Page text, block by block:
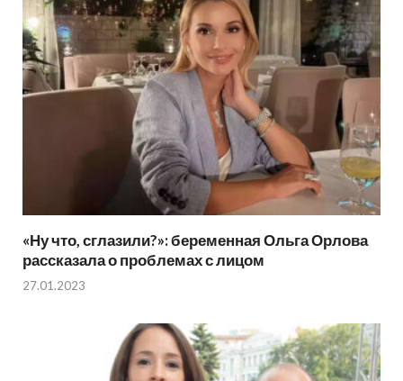
«Ну что, сглазили?»: беременная Ольга Орлова
рассказала о проблемах с лицом
27.01.2023